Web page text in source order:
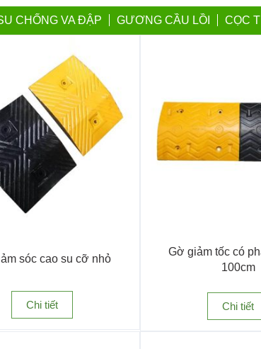
các thiết bị giao thông và an toàn bãi đỗ xe với
được ưa chuộng nhất hiện nay:
CHỐNG VA ĐẬP GƯƠNG CẦU LỒI CỌC
sóc cao su cỡ nhỏ
Chi tiết
Gờ giảm tốc có
100cm
Chi tiết